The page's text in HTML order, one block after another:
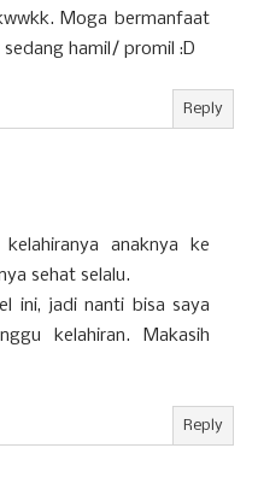
Moga bermanfaat
hamil/ promil :D
Reply
anaknya ke
sehat selalu.
ini, jadi nanti bisa saya
kelahiran. Makasih
Reply